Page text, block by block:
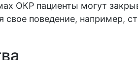
ОКР пациенты могут
свое поведение, например,